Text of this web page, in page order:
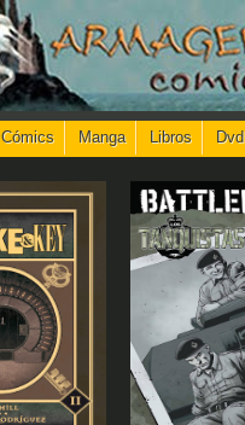
Cómics Manga Libros Dvd